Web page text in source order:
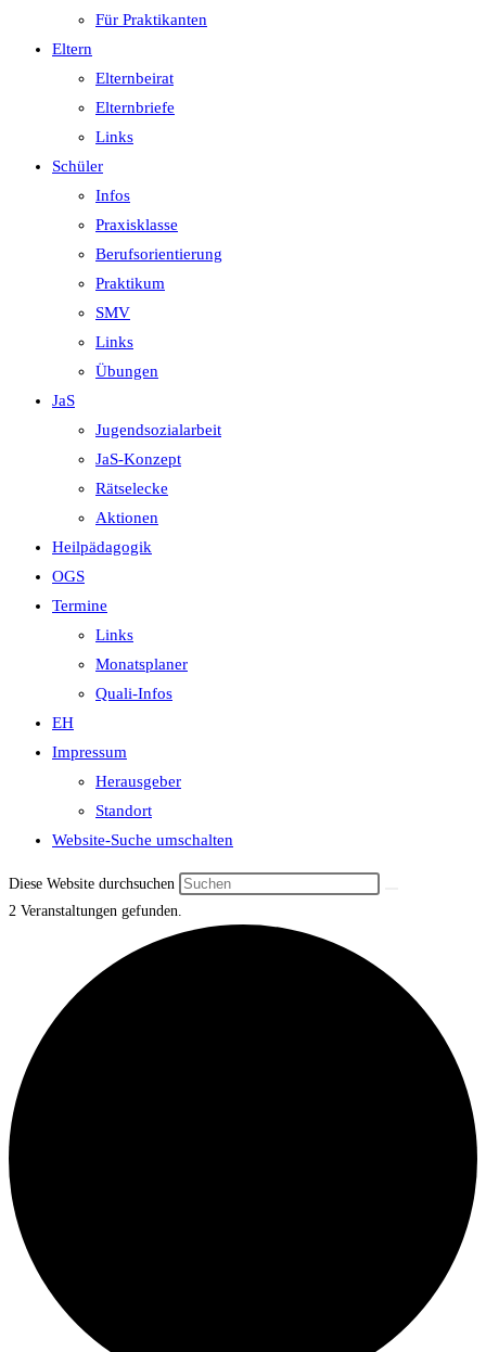
Für Praktikanten
Eltern
Elternbeirat
Elternbriefe
Links
Schüler
Infos
Praxisklasse
Berufsorientierung
Praktikum
SMV
Links
Übungen
JaS
Jugendsozialarbeit
JaS-Konzept
Rätselecke
Aktionen
Heilpädagogik
OGS
Termine
Links
Monatsplaner
Quali-Infos
EH
Impressum
Herausgeber
Standort
Website-Suche umschalten
Diese Website durchsuchen
2 Veranstaltungen gefunden.